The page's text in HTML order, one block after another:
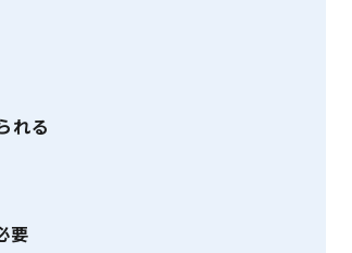
れる
要